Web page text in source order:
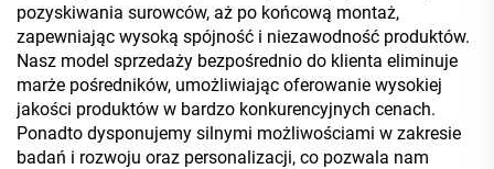
pozyskiwania surowców, aż po końcową montaż,
zapewniając wysoką spójność i niezawodność produktów.
Nasz model sprzedaży bezpośrednio do klienta eliminuje
marże pośredników, umożliwiając oferowanie wysokiej
jakości produktów w bardzo konkurencyjnych cenach.
Ponadto dysponujemy silnymi możliwościami w zakresie
badań i rozwoju oraz personalizacji, co pozwala nam